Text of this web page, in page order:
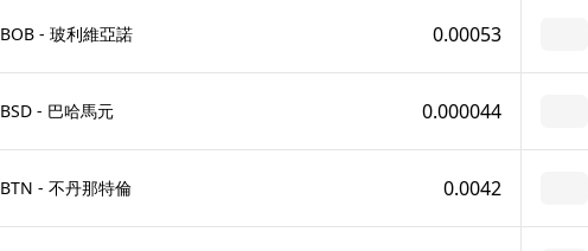
BOB - 玻利維亞諾 0.00053
BSD - 巴哈馬元 0.000044
BTN - 不丹那特倫 0.0042